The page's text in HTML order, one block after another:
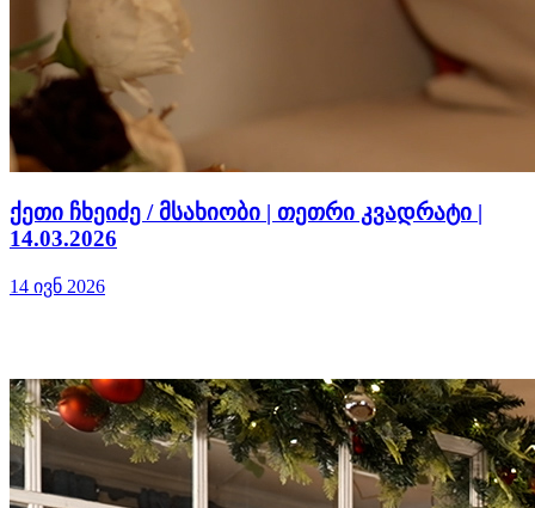
ქეთი ჩხეიძე / მსახიობი | თეთრი კვადრატი |
14.03.2026
14 ივნ 2026